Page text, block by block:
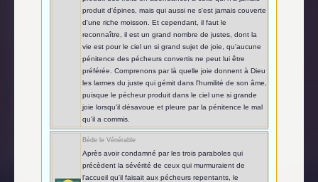
produit d'épines, mais qui aussi ne s'est jamais couverte
d'une riche moisson. Et cependant, il faut le
reconnaître, il est un grand nombre de justes, dont la
vie est pour le ciel un si grand sujet de joie, qu'aucune
pénitence des pécheurs convertis ne peut lui être
préférée. Comprenons par là quelle joie donnent à Dieu
les larmes du juste qui gémit dans l'humilité de son âme,
puisque le pécheur produit dans le ciel une si grande
joie lorsqu'il désavoue et pleure par la pénitence le mal
qu'il a commis.
Bède le Vénérable
Après avoir condamné par les trois paraboles qui
précèdent la sévérité de ceux qui murmuraient de
l'accueil qu'il faisait aux pécheurs repentants, le